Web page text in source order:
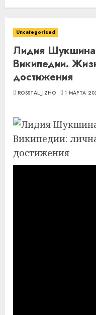
Uncategorised
Лидия
Википедии.
достижения
ROSSTAL_IZHO 1 МАРТА